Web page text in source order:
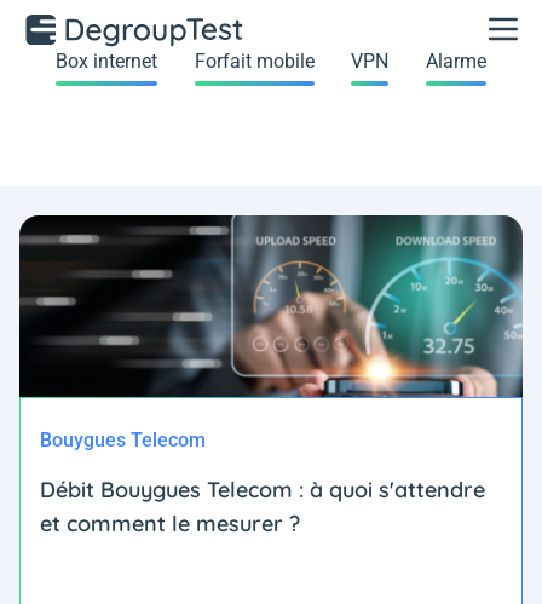
Box internet Forfait mobile VPN Alarme
Bouygues Telecom
Débit Bouygues Telecom : à quoi s'attendre
et comment le mesurer ?